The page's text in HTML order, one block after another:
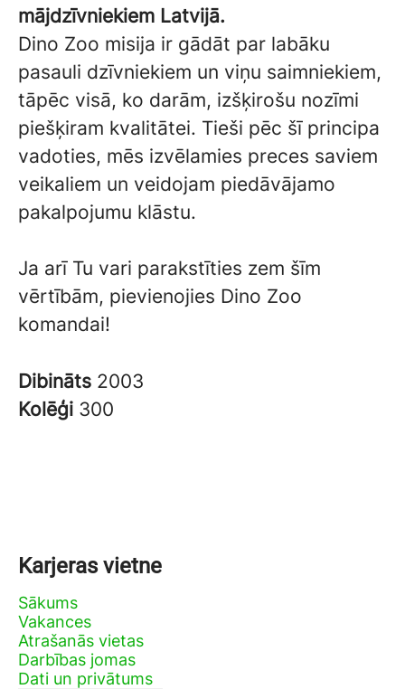
mājdzīvniekiem Latvijā.
Dino Zoo misija ir gādāt par labāku
pasauli dzīvniekiem un viņu saimniekiem,
tāpēc visā, ko darām, izšķirošu nozīmi
piešķiram kvalitātei. Tieši pēc šī principa
vadoties, mēs izvēlamies preces saviem
veikaliem un veidojam piedāvājamo
pakalpojumu klāstu.
Ja arī Tu vari parakstīties zem šīm
vērtībām, pievienojies Dino Zoo
komandai!
Dibināts 2003
Kolēģi 300
Karjeras vietne
Sākums
Vakances
Atrašanās vietas
Darbības jomas
Dati un privātums